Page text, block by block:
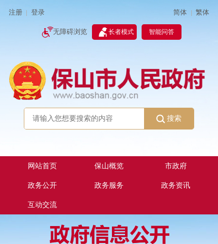
注册 登录 简体 | 繁体
无障碍浏览 长者模式 智能问答
搜索
网站首页 保山概览 市政府
政务公开 政务服务 政务资讯
互动交流